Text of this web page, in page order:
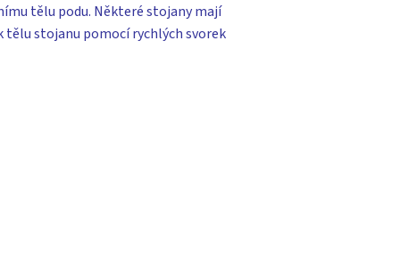
tělu podu. Některé stojany mají
tělu stojanu pomocí rychlých svorek